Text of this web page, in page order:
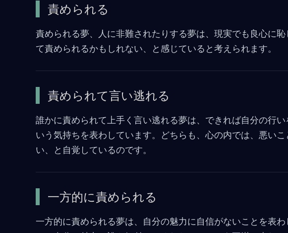
o
o
責められる
責められる夢、人に非難されたりする夢は、現実でも良心に
て責められるかもしれない、と感じていると考えられます。
責められて言い逃れる
誰かに責められて上手く言い逃れる夢は、できれば自分の行
いう気持ちを表わしています。どちらも、心の内では、悪い
い、と自覚しているのです。
一方的に責められる
一方的に責められる夢は、自分の魅力に自信がないことを表